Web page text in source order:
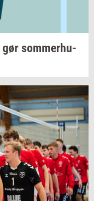
gør som­mer­hu­